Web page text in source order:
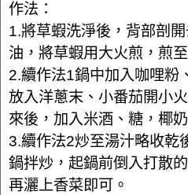
作法：
1.將草蝦洗淨後，背部剖
油，將草蝦用大火煎，煎
2.續作法1鍋中加入咖哩粉
放入洋蔥末、小番茄開小
來後，加入米酒、糖，椰
3.續作法2炒至湯汁略收乾
鍋拌炒，起鍋前倒入打散
再灑上香菜即可。